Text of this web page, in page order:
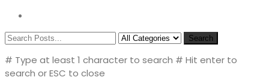
Search
# Type at least 1 character to search # Hit enter to
search or ESC to close